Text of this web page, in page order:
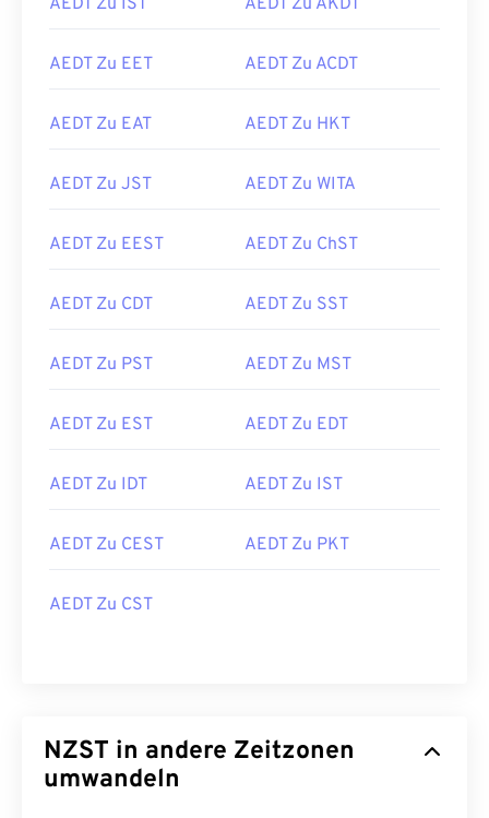
AEDT Zu IST AEDT Zu AKDT
AEDT Zu EET AEDT Zu ACDT
AEDT Zu EAT AEDT Zu HKT
AEDT Zu JST AEDT Zu WITA
AEDT Zu EEST AEDT Zu ChST
AEDT Zu CDT AEDT Zu SST
AEDT Zu PST AEDT Zu MST
AEDT Zu EST AEDT Zu EDT
AEDT Zu IDT AEDT Zu IST
AEDT Zu CEST AEDT Zu PKT
AEDT Zu CST
NZST in andere Zeitzonen
umwandeln